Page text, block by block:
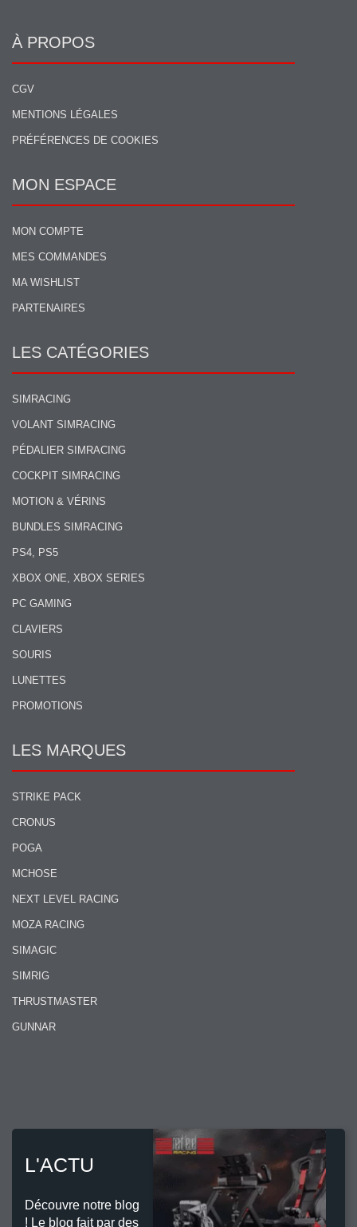
À PROPOS
CGV
MENTIONS LÉGALES
PRÉFÉRENCES DE COOKIES
MON ESPACE
MON COMPTE
MES COMMANDES
MA WISHLIST
PARTENAIRES
LES CATÉGORIES
SIMRACING
VOLANT SIMRACING
PÉDALIER SIMRACING
COCKPIT SIMRACING
MOTION & VÉRINS
BUNDLES SIMRACING
PS4, PS5
XBOX ONE, XBOX SERIES
PC GAMING
CLAVIERS
SOURIS
LUNETTES
PROMOTIONS
LES MARQUES
STRIKE PACK
CRONUS
POGA
MCHOSE
NEXT LEVEL RACING
MOZA RACING
SIMAGIC
SIMRIG
THRUSTMASTER
GUNNAR
L'ACTU
Découvre notre blog
! Le blog fait par des